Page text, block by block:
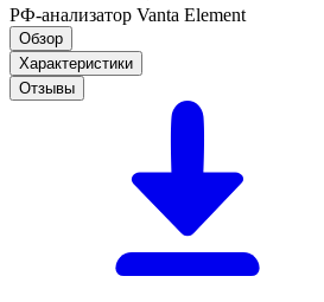
РФ-анализатор Vanta Element
Обзор
Характеристики
Отзывы